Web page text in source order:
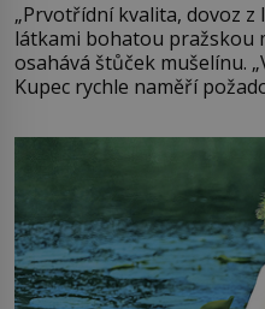
„Prvotřídní kvalita, dovoz z
látkami bohatou pražskou
osahává štůček mušelínu.
Kupec rychle naměří
milostpaní. Stačí jenom na
množství růžového